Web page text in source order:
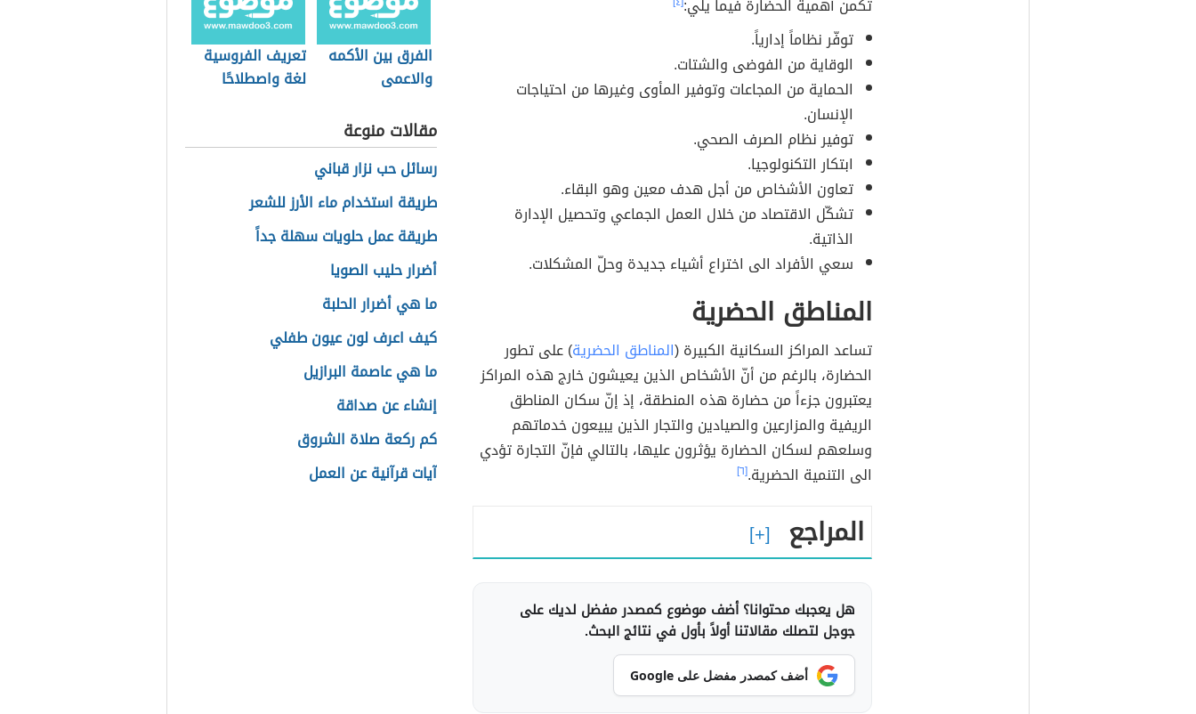
تكمن أهمية الحضارة فيما يلي:
توفّر نظاماً إدارياً.
الوقاية من الفوضى والشتات.
الحماية من المجاعات وتوفير المأوى وغيرها من احتياجات
الإنسان.
توفير نظام الصرف الصحي.
ابتكار التكنولوجيا.
تعاون الأشخاص من أجل هدف معين وهو البقاء.
تشكّل الاقتصاد من خلال العمل الجماعي وتحصيل الإدارة
الذاتية.
سعي الأفراد الى اختراع أشياء جديدة وحلّ المشكلات.
المناطق الحضرية
تساعد المراكز السكانية الكبيرة (المناطق الحضرية) على تطور
الحضارة، بالرغم من أنّ الأشخاص الذين يعيشون خارج هذه المراكز
يعتبرون جزءاً من حضارة هذه المنطقة، إذ إنّ سكان المناطق
الريفية والمزارعين والصيادين والتجار الذين يبيعون خدماتهم
وسلعهم لسكان الحضارة يؤثرون عليها، بالتالي فإنّ التجارة تؤدي
الى التنمية الحضرية.[٦]
المراجع
هل يعجبك محتوانا؟ أضف موضوع كمصدر مفضل لديك على
جوجل لتصلك مقالاتنا أولاً بأول في نتائج البحث.
أضف كمصدر مفضل على Google
الفرق بين الأكمه
والاعمى
تعريف الفروسية
لغة واصطلاحًا
مقالات منوعة
رسائل حب نزار قباني
طريقة استخدام ماء الأرز للشعر
طريقة عمل حلويات سهلة جداً
أضرار حليب الصويا
ما هي أضرار الحلبة
كيف اعرف لون عيون طفلي
ما هي عاصمة البرازيل
إنشاء عن صداقة
كم ركعة صلاة الشروق
آيات قرآنية عن العمل